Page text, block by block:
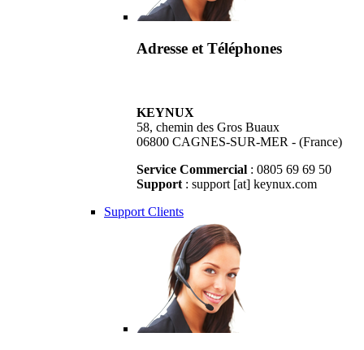
Adresse et Téléphones
KEYNUX
58, chemin des Gros Buaux
06800 CAGNES-SUR-MER - (France)
Service Commercial : 0805 69 69 50
Support : support [at] keynux.com
Support Clients